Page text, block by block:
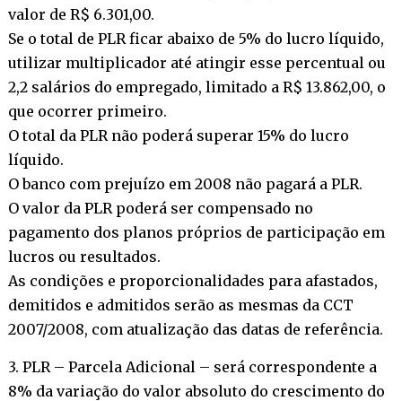
valor de R$ 6.301,00.
Se o total de PLR ficar abaixo de 5% do lucro líquido,
utilizar multiplicador até atingir esse percentual ou
2,2 salários do empregado, limitado a R$ 13.862,00, o
que ocorrer primeiro.
O total da PLR não poderá superar 15% do lucro
líquido.
O banco com prejuízo em 2008 não pagará a PLR.
O valor da PLR poderá ser compensado no
pagamento dos planos próprios de participação em
lucros ou resultados.
As condições e proporcionalidades para afastados,
demitidos e admitidos serão as mesmas da CCT
2007/2008, com atualização das datas de referência.
3. PLR – Parcela Adicional – será correspondente a
8% da variação do valor absoluto do crescimento do